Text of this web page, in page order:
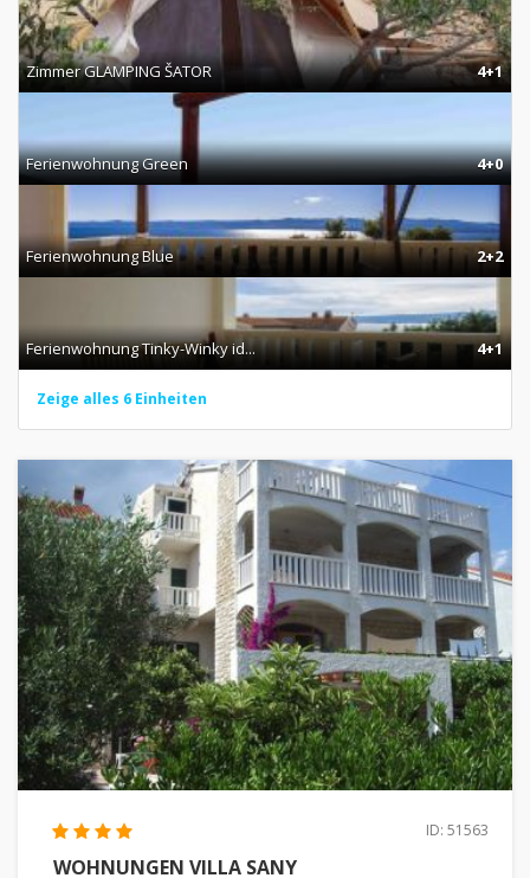
Zimmer GLAMPING ŠATOR 4+1
Ferienwohnung Green 4+0
Ferienwohnung Blue 2+2
Ferienwohnung Tinky-Winky id... 4+1
Zeige alles 6 Einheiten
ID: 51563
WOHNUNGEN VILLA SANY